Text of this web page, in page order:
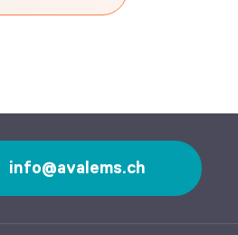
info@avalems.ch